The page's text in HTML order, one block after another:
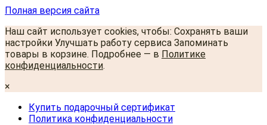
Полная версия сайта
Наш сайт использует cookies, чтобы: Сохранять ваши
настройки Улучшать работу сервиса Запоминать
товары в корзине. Подробнее — в Политике
конфиденциальности.
×
Купить подарочный сертификат
Политика конфиденциальности